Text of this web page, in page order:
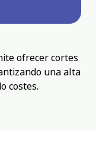
ofrecer cortes
una alta
costes.